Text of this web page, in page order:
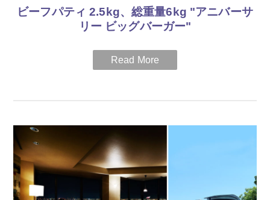
ビーフパティ 2.5kg、総重量6kg "アニバーサ
リー ビッグバーガー"
開業25周年を記念して、「ハイアット リージェンシー」ブラン
ドが「つながることの価値を最大限に生かす」を念頭にデザイ
ンされたホテルにちなみ、”アニバーサリー ビッグバーガー”を
するをコンセプトにした記念バーガー。
ご宴会やパーティのメイン料理としてサプライズに、またウエ
ディングの”バーガー入刀＆ファーストバイト”、撮影しながら
楽しく盛り上がりたいレストラン女子会に、またバーではフリ
ーフローとともに、ホテル館内のあらゆるシーンでお楽しみい
ただけます。